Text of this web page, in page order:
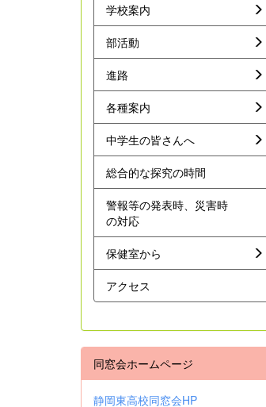
学校案内
部活動
進路
各種案内
中学生の皆さんへ
総合的な探究の時間
警報等の発表時、災害時
の対応
保健室から
アクセス
同窓会ホームページ
静岡東高校同窓会HP